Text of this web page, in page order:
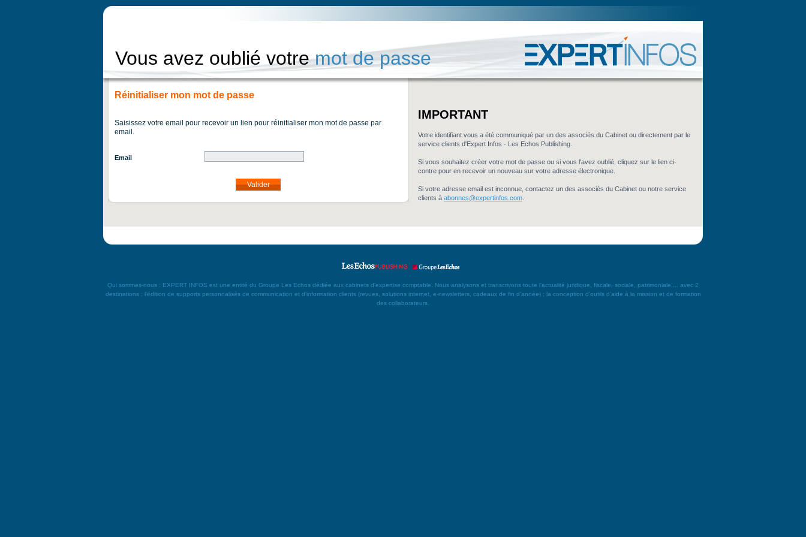
Vous avez oublié votremot de passe
Réinitialiser mon mot de passe
Saisissez votre email pour recevoir un lien pour réinitialiser mon mot de passe par
email.
Email
Valider
IMPORTANT
Votre identifiant vous a été communiqué par un des associés du Cabinet ou directement par le
service clients d'Expert Infos - Les Echos Publishing.
Si vous souhaitez créer votre mot de passe ou si vous l'avez oublié, cliquez sur le lien ci-
contre pour en recevoir un nouveau sur votre adresse électronique.
Si votre adresse email est inconnue, contactez un des associés du Cabinet ou notre service
clients à abonnes@expertinfos.com
Qui sommes-nous : EXPERT INFOS est une entité du Groupe Les Echos dédiée aux cabinets d’expertise comptable. Nous analysons et transcrivons toute l’actualité juridique, fiscale, sociale, patrimoniale,... avec 2
destinations : l’édition de supports personnalisés de communication et d’information clients (revues, solutions internet, e-newsletters, cadeaux de fin d’année) ; la conception d’outils d’aide à la mission et de formation
des collaborateurs.